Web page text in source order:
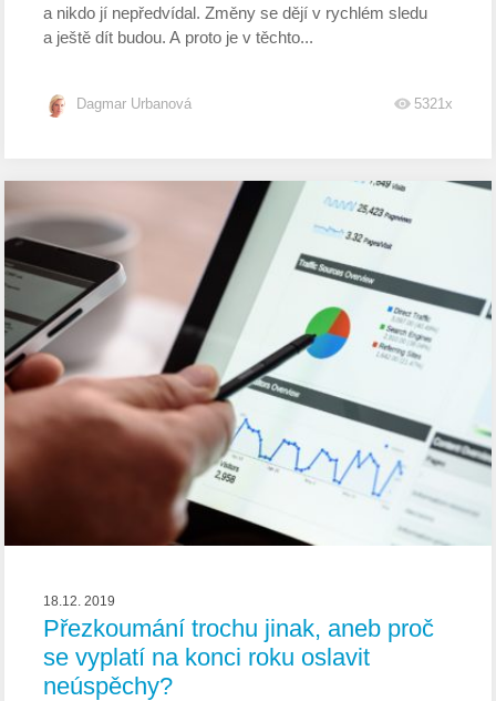
a nikdo jí nepředvídal. Změny se dějí v rychlém sledu
a ještě dít budou. A proto je v těchto...
Dagmar Urbanová 5321x
18.12. 2019
Přezkoumání trochu jinak, aneb proč
se vyplatí na konci roku oslavit
neúspěchy?